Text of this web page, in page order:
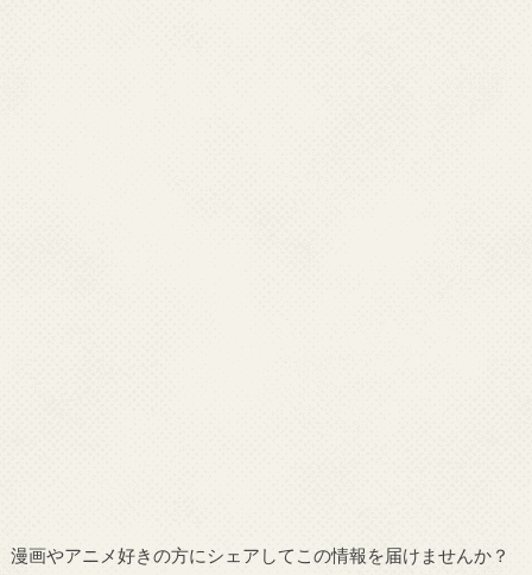
漫画やアニメ好きの方にシェアしてこの情報を届けませんか？